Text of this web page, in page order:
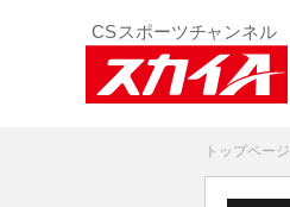
トップページ